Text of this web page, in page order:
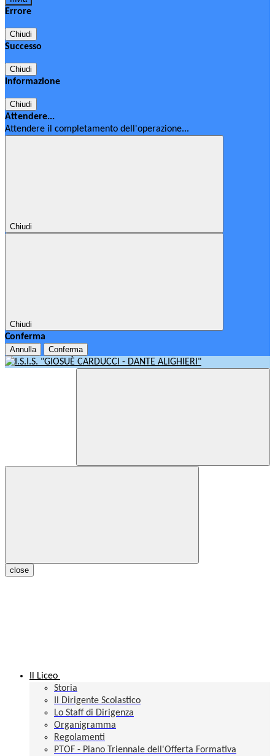
Errore
Chiudi
Successo
Chiudi
Informazione
Chiudi
Attendere...
Attendere il completamento dell'operazione...
Chiudi
Chiudi
Conferma
Annulla Conferma
close
Il Liceo
Storia
Il Dirigente Scolastico
Lo Staff di Dirigenza
Organigramma
Regolamenti
PTOF - Piano Triennale dell'Offerta Formativa